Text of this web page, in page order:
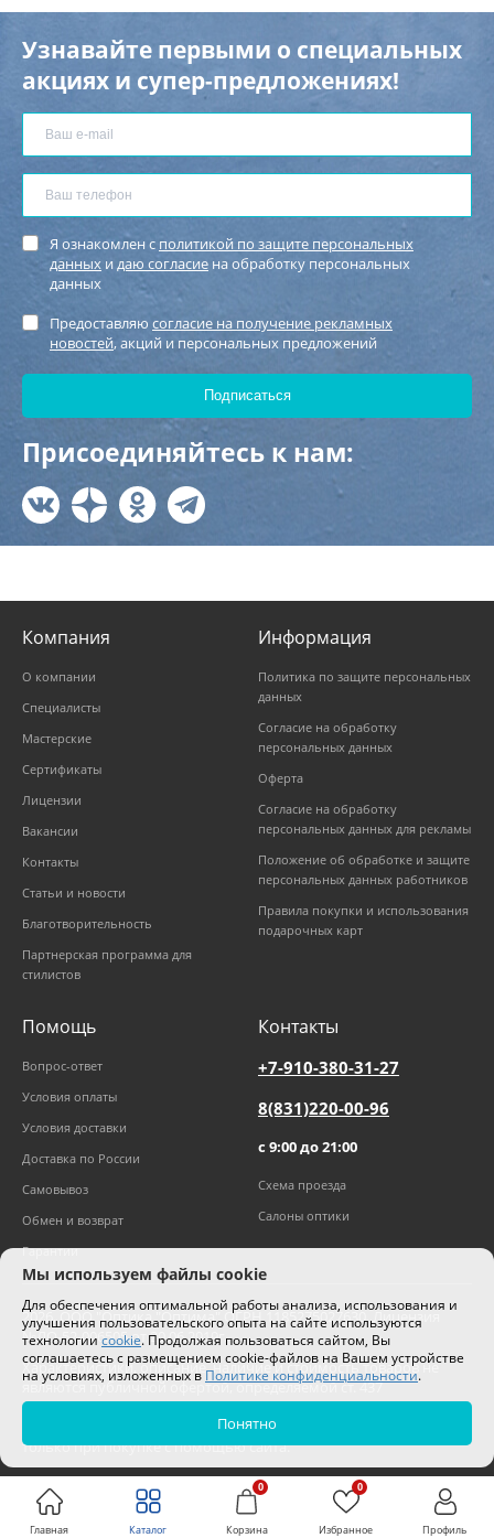
Узнавайте первыми о специальных
акциях и супер-предложениях!
Я ознакомлен с политикой по защите персональных
данных идаю согласие на обработку персональных
данных
Предоставляю согласие на получение рекламных
новостей, акций и персональных предложений
Присоединяйтесь к нам:
Компания
О компании
Специалисты
Мастерские
Сертификаты
Лицензии
Вакансии
Контакты
Статьи и новости
Благотворительность
Партнерская программа для
стилистов
Информация
Политика по защите персональных
данных
Согласие на обработку
персональных данных
Оферта
Согласие на обработку
персональных данных для рекламы
Положение об обработке и защите
персональных данных работников
Правила покупки и использования
подарочных карт
Помощь
Вопрос-ответ
Условия оплаты
Условия доставки
Доставка по России
Самовывоз
Обмен и возврат
Гарантии
Контакты
+7-910-380-31-27
8(831)220-00-96
с 9:00 до 21:00
Схема проезда
Салоны оптики
2026,ООО "Оптика "Оптима"ОГРН 1185275027630. Лицензия
№ЛО-52-006505 от 20.06.2019г.
Характеристики, описание, наличие и стоимость товаров не
являются публичной офертой, определяемой ст. 437
Гражданского кодекса РФ.
Цены на сайте могут отличаться от цен в салонах и действуют
только при покупке с помощью сайта.
Главная Каталог
0
Корзина
0
Избранное Профиль
Мы используем файлы cookie
Для обеспечения оптимальной работы анализа, использования и
улучшения пользовательского опыта на сайте используются
технологии cookie. Продолжая пользоваться сайтом, Вы
соглашаетесь с размещением cookie-файлов на Вашем устройстве
на условиях, изложенных в Политике конфиденциальности.
Понятно